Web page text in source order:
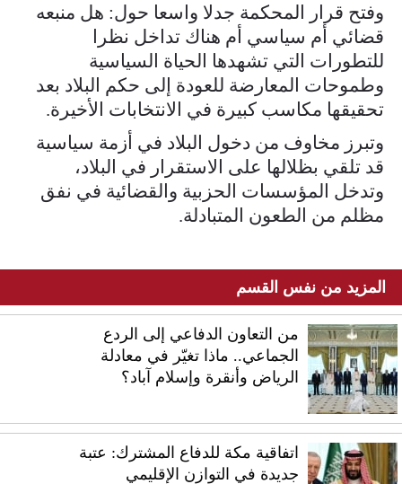
وفتح قرار المحكمة جدلا واسعا حول: هل منبعه
قضائي أم سياسي أم هناك تداخل نظرا
للتطورات التي تشهدها الحياة السياسية
وطموحات المعارضة للعودة إلى حكم البلاد بعد
تحقيقها مكاسب كبيرة في الانتخابات الأخيرة.
وتبرز مخاوف من دخول البلاد في أزمة سياسية
قد تلقي بظلالها على الاستقرار في البلاد،
وتدخل المؤسسات الحزبية والقضائية في نفق
مظلم من الطعون المتبادلة.
المزيد من نفس القسم
من التعاون الدفاعي إلى الردع
الجماعي.. ماذا تغيّر في معادلة
الرياض وأنقرة وإسلام آباد؟
اتفاقية مكة للدفاع المشترك: عتبة
جديدة في التوازن الإقليمي